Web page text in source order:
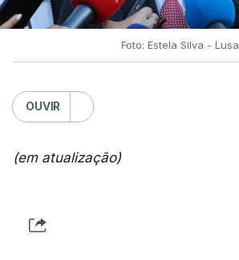
Foto: Estela Silva - Lusa
OUVIR
(em atualização)